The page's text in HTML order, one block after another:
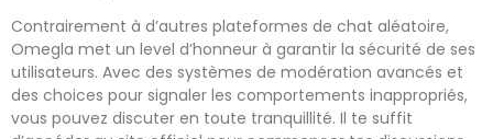
Contrairement à d’autres plateformes de chat aléatoire,
Omegla met un level d’honneur à garantir la sécurité de ses
utilisateurs. Avec des systèmes de modération avancés et
des choices pour signaler les comportements inappropriés,
vous pouvez discuter en toute tranquillité. Il te suffit